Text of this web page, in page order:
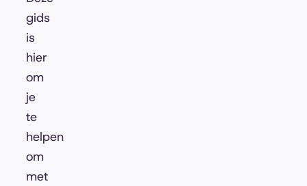
gids
is
hier
om
je
te
helpen
om
met